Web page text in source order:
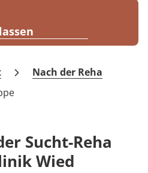
Nach der Reha
Sucht-Reha
Wied